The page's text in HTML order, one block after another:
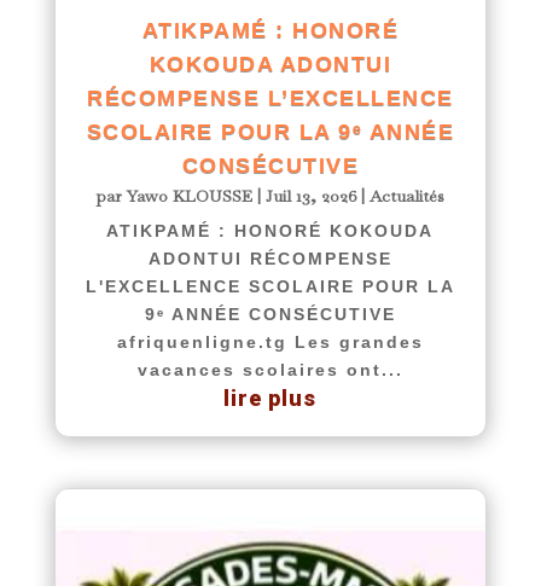
ATIKPAMÉ : HONORÉ
KOKOUDA ADONTUI
RÉCOMPENSE L’EXCELLENCE
SCOLAIRE POUR LA 9ᵉ ANNÉE
CONSÉCUTIVE
parYawo KLOUSSE |Juil 13, 2026|Actualités
ATIKPAMÉ : HONORÉ KOKOUDA
ADONTUI RÉCOMPENSE
L'EXCELLENCE SCOLAIRE POUR LA
9ᵉ ANNÉE CONSÉCUTIVE
afriquenligne.tg Les grandes
vacances scolaires ont...
lire plus